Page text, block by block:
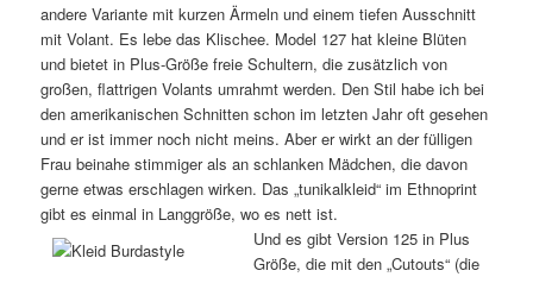
andere Variante mit kurzen Ärmeln und einem tiefen Ausschnitt
mit Volant. Es lebe das Klischee. Model 127 hat kleine Blüten
und bietet in Plus-Größe freie Schultern, die zusätzlich von
großen, flattrigen Volants umrahmt werden. Den Stil habe ich bei
den amerikanischen Schnitten schon im letzten Jahr oft gesehen
und er ist immer noch nicht meins. Aber er wirkt an der fülligen
Frau beinahe stimmiger als an schlanken Mädchen, die davon
gerne etwas erschlagen wirken. Das „tunikalkleid“ im Ethnoprint
gibt es einmal in Langgröße, wo es nett ist.
Und es gibt Version 125 in Plus
Größe, die mit den „Cutouts“ (die